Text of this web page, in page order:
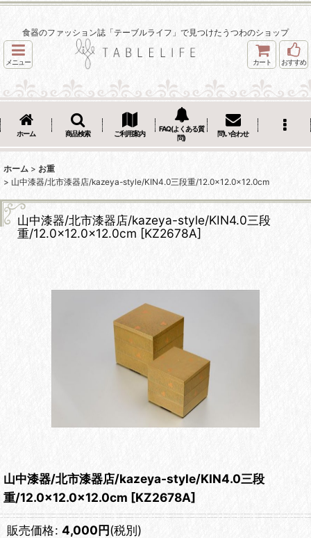
食器のファッション誌「テーブルライフ」で見つけたうつわのショップ
メニュー カート おすすめ
ホーム 商品検索 ご利用案内
FAQ(よくある質
問)
問い合わせ
ホーム > お重
> 山中漆器/北市漆器店/kazeya-style/KIN4.0三段重/12.0×12.0×12.0cm
山中漆器/北市漆器店/kazeya-style/KIN4.0三段
重/12.0×12.0×12.0cm [KZ2678A]
山中漆器/北市漆器店/kazeya-style/KIN4.0三段
重/12.0×12.0×12.0cm [KZ2678A]
販売価格: 4,000円(税別)